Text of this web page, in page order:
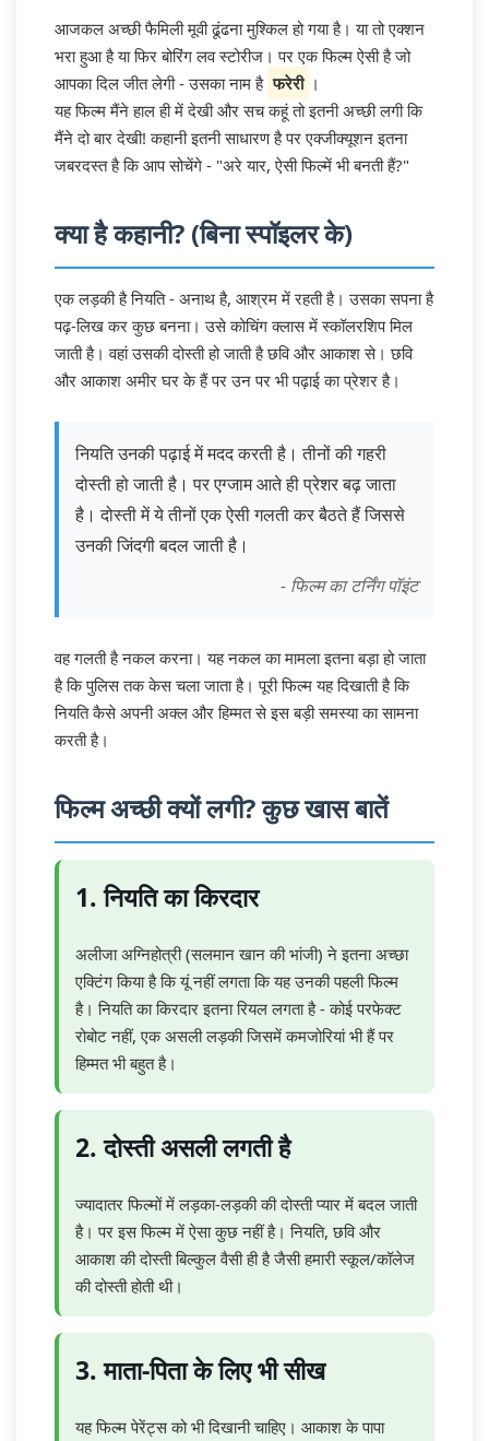
आजकल अच्छी फैमिली मूवी ढूंढना मुश्किल हो गया है। या तो एक्शन
भरा हुआ है या फिर बोरिंग लव स्टोरीज। पर एक फिल्म ऐसी है जो
आपका दिल जीत लेगी - उसका नाम है फरेरी ।
यह फिल्म मैंने हाल ही में देखी और सच कहूं तो इतनी अच्छी लगी कि
मैंने दो बार देखी! कहानी इतनी साधारण है पर एक्जीक्यूशन इतना
जबरदस्त है कि आप सोचेंगे - "अरे यार, ऐसी फिल्में भी बनती हैं?"
क्या है कहानी? (बिना स्पॉइलर के)
एक लड़की है नियति - अनाथ है, आश्रम में रहती है। उसका सपना है
पढ़-लिख कर कुछ बनना। उसे कोचिंग क्लास में स्कॉलरशिप मिल
जाती है। वहां उसकी दोस्ती हो जाती है छवि और आकाश से। छवि
और आकाश अमीर घर के हैं पर उन पर भी पढ़ाई का प्रेशर है।
नियति उनकी पढ़ाई में मदद करती है। तीनों की गहरी
दोस्ती हो जाती है। पर एग्जाम आते ही प्रेशर बढ़ जाता
है। दोस्ती में ये तीनों एक ऐसी गलती कर बैठते हैं जिससे
उनकी जिंदगी बदल जाती है।
- फिल्म का टर्निंग पॉइंट
वह गलती है नकल करना। यह नकल का मामला इतना बड़ा हो जाता
है कि पुलिस तक केस चला जाता है। पूरी फिल्म यह दिखाती है कि
नियति कैसे अपनी अक्ल और हिम्मत से इस बड़ी समस्या का सामना
करती है।
फिल्म अच्छी क्यों लगी? कुछ खास बातें
1. नियति का किरदार
अलीजा अग्निहोत्री (सलमान खान की भांजी) ने इतना अच्छा
एक्टिंग किया है कि यूं नहीं लगता कि यह उनकी पहली फिल्म
है। नियति का किरदार इतना रियल लगता है - कोई परफेक्ट
रोबोट नहीं, एक असली लड़की जिसमें कमजोरियां भी हैं पर
हिम्मत भी बहुत है।
2. दोस्ती असली लगती है
ज्यादातर फिल्मों में लड़का-लड़की की दोस्ती प्यार में बदल जाती
है। पर इस फिल्म में ऐसा कुछ नहीं है। नियति, छवि और
आकाश की दोस्ती बिल्कुल वैसी ही है जैसी हमारी स्कूल/कॉलेज
की दोस्ती होती थी।
3. माता-पिता के लिए भी सीख
यह फिल्म पेरेंट्स को भी दिखानी चाहिए। आकाश के पापा